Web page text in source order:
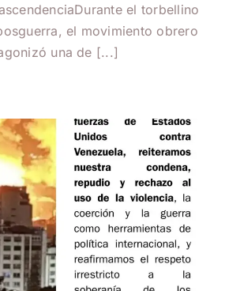
el torbellino
el movimiento obrero
una de [...]